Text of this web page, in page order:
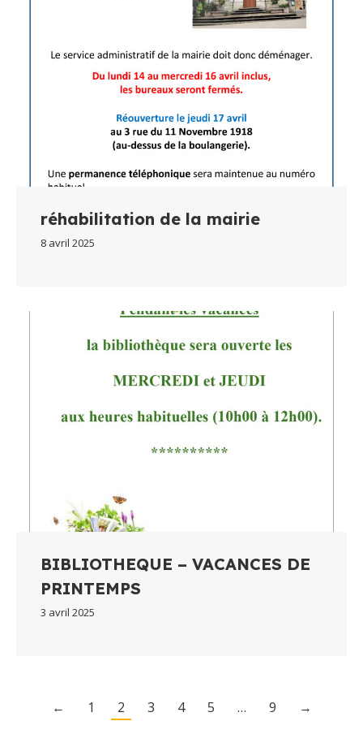
réhabilitation de la mairie
8 avril 2025
BIBLIOTHEQUE – VACANCES DE
PRINTEMPS
3 avril 2025
← 1 2 3 4 5 … 9 →